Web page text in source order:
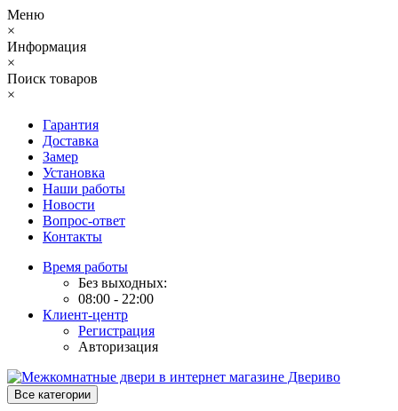
Меню
×
Информация
×
Поиск товаров
×
Гарантия
Доставка
Замер
Установка
Наши работы
Новости
Вопрос-ответ
Контакты
Время работы
Без выходных:
08:00 - 22:00
Клиент-центр
Регистрация
Авторизация
Все категории